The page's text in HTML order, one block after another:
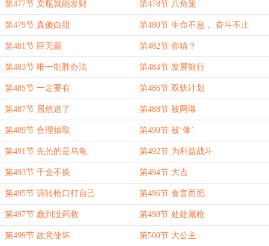
第477节 卖瓶就能发财 第478节 八角笼
第479节 真傻白甜 第480节 生命不息， 奋斗不止
第481节 巨无霸 第482节 你猜？
第483节 唯一制胜办法 第484节 发展银行
第485节 一定要有 第486节 双轨计划
第487节 居然逃了 第488节 被网曝
第489节 合理抽取 第490节 被‘俸’
第491节 先怂的是乌龟 第492节 为利益战斗
第493节 千金不换 第494节 大吉
第495节 调转枪口打自己 第496节 食言而肥
第497节 蠢到没药救 第498节 处处藏枪
第499节 故意使坏 第500节 大公主